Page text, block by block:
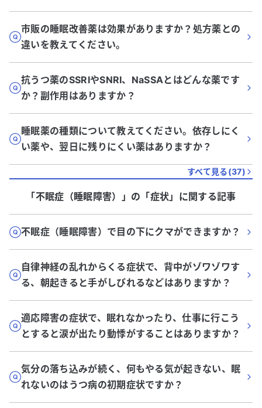
市販の睡眠改善薬は効果がありますか？処方薬との
違いを教えてください。
抗うつ薬のSSRIやSNRI、NaSSAとはどんな薬です
か？副作用はありますか？
睡眠薬の種類について教えてください。依存しにく
い薬や、翌日に残りにくい薬はありますか？
すべて見る(37)
「不眠症（睡眠障害）」 の「症状」に関する記事
不眠症（睡眠障害）で目の下にクマができますか？
自律神経の乱れからくる症状で、背中がゾワゾワす
る、朝起きると手がしびれるなどはありますか？
適応障害の症状で、眠れなかったり、仕事に行こう
とすると涙が出たり動悸がすることはありますか？
気分の落ち込みが続く、何もやる気が起きない、眠
れないのはうつ病の初期症状ですか？